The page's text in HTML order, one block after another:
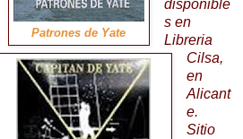
Patrones de Yate
disponible
s en
Libreria
Cilsa,
en
Alicant
e.
Sitio